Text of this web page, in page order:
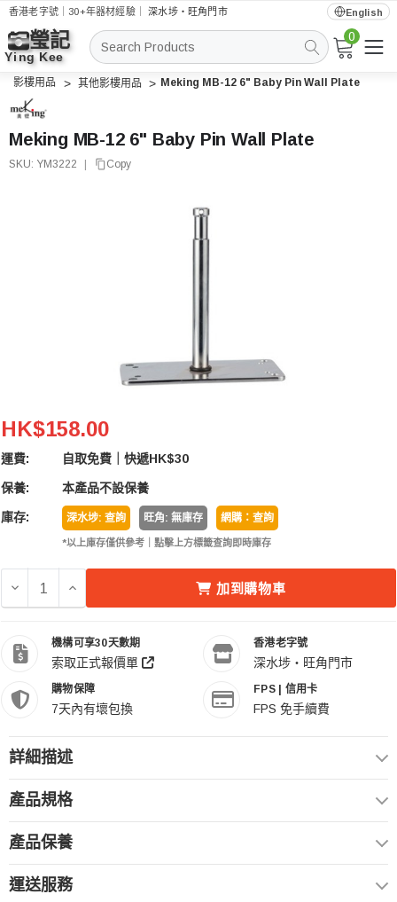
香港老字號｜30+年器材經驗｜深水埗・旺角門市 English
搜
索
0
影樓用品 其他影樓用品 Meking MB-12 6" Baby Pin Wall Plate
Meking MB-12 6" Baby Pin Wall Plate
SKU: YM3222 Copy
Meking MB-12 6" Baby Pin Wall Plate
HK$158.00
運費: 自取免費｜快遞HK$30
保養: 本產品不設保養
庫存: 深水埗: 查詢 旺角: 無庫存 網購：查詢
*以上庫存僅供參考｜點擊上方標籤查詢即時庫存
減少 MEKING MB-12 6" BABY PIN WALL PLATE 的數量
增加 MEKING MB-12 6" BABY PIN WALL PLATE
加到購物車
機構可享30天數期
索取正式報價單
香港老字號
深水埗・旺角門市
購物保障
7天內有壞包換
FPS | 信用卡
FPS 免手續費
詳細描述
產品規格
產品保養
運送服務